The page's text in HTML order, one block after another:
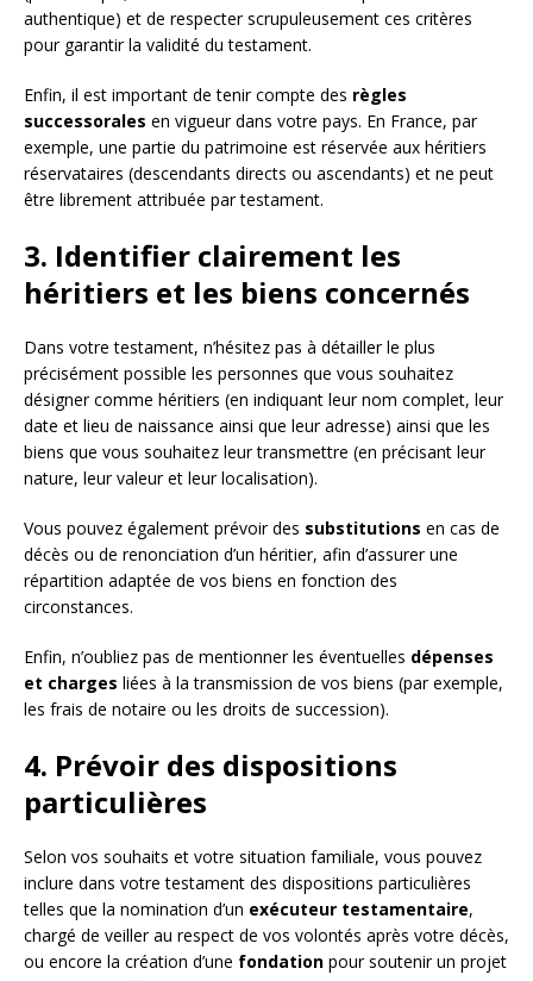
authentique) et de respecter scrupuleusement ces critères
pour garantir la validité du testament.
Enfin, il est important de tenir compte des règles
successorales en vigueur dans votre pays. En France, par
exemple, une partie du patrimoine est réservée aux héritiers
réservataires (descendants directs ou ascendants) et ne peut
être librement attribuée par testament.
3. Identifier clairement les
héritiers et les biens concernés
Dans votre testament, n’hésitez pas à détailler le plus
précisément possible les personnes que vous souhaitez
désigner comme héritiers (en indiquant leur nom complet, leur
date et lieu de naissance ainsi que leur adresse) ainsi que les
biens que vous souhaitez leur transmettre (en précisant leur
nature, leur valeur et leur localisation).
Vous pouvez également prévoir des substitutions en cas de
décès ou de renonciation d’un héritier, afin d’assurer une
répartition adaptée de vos biens en fonction des
circonstances.
Enfin, n’oubliez pas de mentionner les éventuelles dépenses
et charges liées à la transmission de vos biens (par exemple,
les frais de notaire ou les droits de succession).
4. Prévoir des dispositions
particulières
Selon vos souhaits et votre situation familiale, vous pouvez
inclure dans votre testament des dispositions particulières
telles que la nomination d’un exécuteur testamentaire,
chargé de veiller au respect de vos volontés après votre décès,
ou encore la création d’une fondation pour soutenir un projet